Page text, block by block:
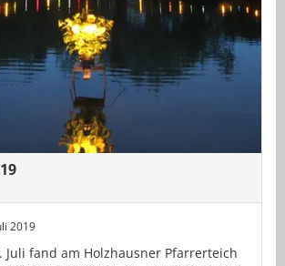
2019
Juli fand am Holzhausner Pfarrerteich